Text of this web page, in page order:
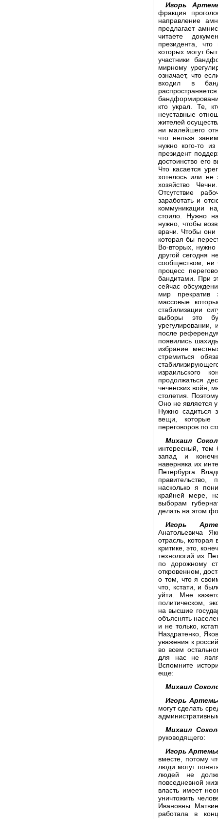
Игорь
фракция
направление
предлагает
читаете
президента,
которых могут
участники
мирному
означает, что
входил в
кто украл. Те,
неуставные
жителей
ни малейшего
что нельзя
нужно кого-то
президент
достоинство его
Что касается
хотелось или не
хозяйство
Отсутствие
заработать и
коммуникации
стоило. Нужно
нужно, чтобы
врачи. Чтобы
которая бы
Во-вторых, нужно
другой сегодня
сообществом, ни
процесс
бандитами. При
сейчас
мир прекратив
массовые
стабилизации
выборы это
после
появились
избрание
стремиться
израильского
продолжаться
чеченских войн,
столетия.
Оно не является
Нужно садиться
вещи, которые
переговоров по
Михаил
интересный, тем
запад и
наверняка их
Петербурга.
насколько я
крайней мере,
выборам
делать на этом
Игорь
Анатольевича
отрасль, которая
критике, это,
технологий из
по дорожному
откровенном,
о том, что я
что, кстати, и
уйти. Мне
политическом,
на высшие
объяснять
и не только,
Наздратенко,
уважения к
во всем
для нас не
Вспомните
еще:
Михаил
Игорь
могут сделать
Михаил
руководящего:
Игорь
вместе, потому
люди могут
людей не
повседневной
власть имеет
уничтожить
Ивановны
работала в